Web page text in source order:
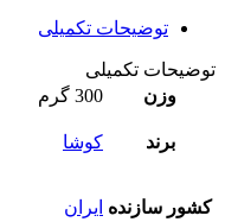
توضیحات تکمیلی
توضیحات تکمیلی
وزن
300 گرم
برند کوشا
کشور سازنده ایران